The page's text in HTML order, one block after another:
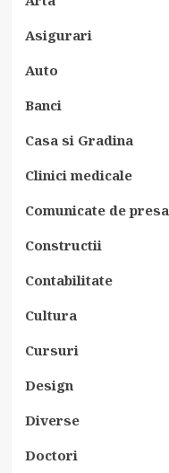
Asigurari
Auto
Banci
Casa si Gradina
Clinici medicale
Comunicate de presa
Constructii
Contabilitate
Cultura
Cursuri
Design
Diverse
Doctori